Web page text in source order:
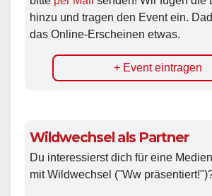
hinzu und tragen den Event ein.
das Online-Erscheinen etwas.
+ Event eintragen
Wildwechsel als Partner
Du interessierst dich für eine
mit Wildwechsel ("Ww